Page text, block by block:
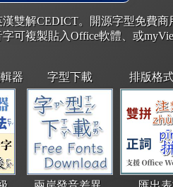
雙解CEDICT。開源字型免費商
字可複製貼入Office軟體、或
器 字型下載 排版格